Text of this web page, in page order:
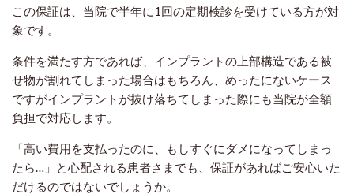
この保証は、当院で半年に1回の定期検診を受けている方が対
象です。
条件を満たす方であれば、インプラントの上部構造である被
せ物が割れてしまった場合はもちろん、めったにないケース
ですがインプラントが抜け落ちてしまった際にも当院が全額
負担で対応します。
「高い費用を支払ったのに、もしすぐにダメになってしまっ
たら…」と心配される患者さまでも、保証があればご安心いた
だけるのではないでしょうか。